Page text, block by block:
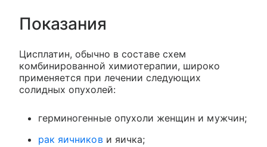
Показания
Цисплатин, обычно в составе схем
комбинированной химиотерапии, широко
применяется при лечении следующих
солидных опухолей:
герминогенные опухоли женщин и мужчин;
рак яичникови яичка;